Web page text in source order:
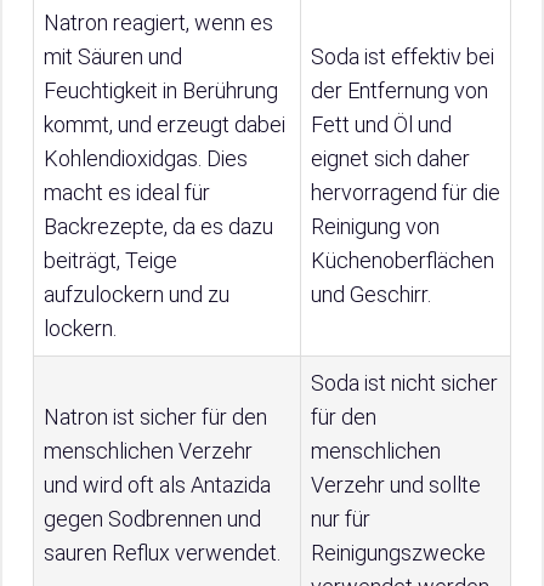
Natron reagiert, wenn es
mit Säuren und
Feuchtigkeit in Berührung
kommt, und erzeugt dabei
Kohlendioxidgas. Dies
macht es ideal für
Backrezepte, da es dazu
beiträgt, Teige
aufzulockern und zu
lockern.
Soda ist effektiv bei
der Entfernung von
Fett und Öl und
eignet sich daher
hervorragend für die
Reinigung von
Küchenoberflächen
und Geschirr.
Natron ist sicher für den
menschlichen Verzehr
und wird oft als Antazida
gegen Sodbrennen und
sauren Reflux verwendet.
Soda ist nicht sicher
für den
menschlichen
Verzehr und sollte
nur für
Reinigungszwecke